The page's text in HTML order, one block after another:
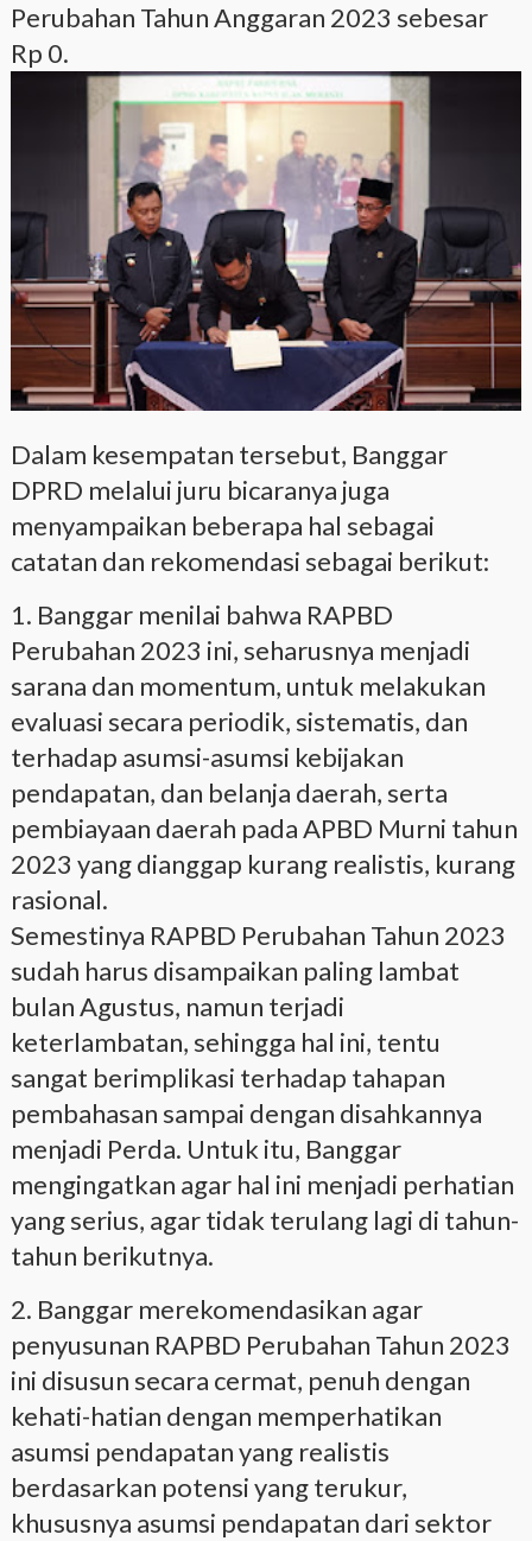
Perubahan Tahun Anggaran 2023 sebesar
Rp 0.
Dalam kesempatan tersebut, Banggar
DPRD melalui juru bicaranya juga
menyampaikan beberapa hal sebagai
catatan dan rekomendasi sebagai berikut:
1. Banggar menilai bahwa RAPBD
Perubahan 2023 ini, seharusnya menjadi
sarana dan momentum, untuk melakukan
evaluasi secara periodik, sistematis, dan
terhadap asumsi-asumsi kebijakan
pendapatan, dan belanja daerah, serta
pembiayaan daerah pada APBD Murni tahun
2023 yang dianggap kurang realistis, kurang
rasional.
Semestinya RAPBD Perubahan Tahun 2023
sudah harus disampaikan paling lambat
bulan Agustus, namun terjadi
keterlambatan, sehingga hal ini, tentu
sangat berimplikasi terhadap tahapan
pembahasan sampai dengan disahkannya
menjadi Perda. Untuk itu, Banggar
mengingatkan agar hal ini menjadi perhatian
yang serius, agar tidak terulang lagi di tahun-
tahun berikutnya.
2. Banggar merekomendasikan agar
penyusunan RAPBD Perubahan Tahun 2023
ini disusun secara cermat, penuh dengan
kehati-hatian dengan memperhatikan
asumsi pendapatan yang realistis
berdasarkan potensi yang terukur,
khususnya asumsi pendapatan dari sektor